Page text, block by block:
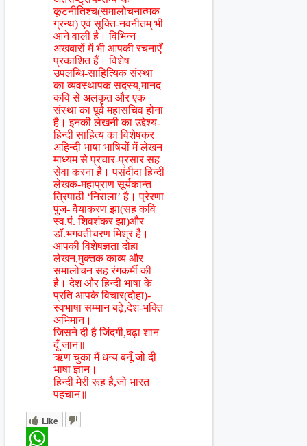
कूटनीतिश्च(समालोचनात्मक
ग्रन्थ) एवं सूक्ति-नवनीतम् भी
आने वाली है। विभिन्न
अखबारों में भी आपकी रचनाएँ
प्रकाशित हैं। विशेष
उपलब्धि-साहित्यिक संस्था
का व्यवस्थापक सदस्य,मानद
कवि से अलंकृत और एक
संस्था का पूर्व महासचिव होना
है। इनकी लेखनी का उद्देश्य-
हिन्दी साहित्य का विशेषकर
अहिन्दी भाषा भाषियों में लेखन
माध्यम से प्रचार-प्रसार सह
सेवा करना है। पसंदीदा हिन्दी
लेखक-महाप्राण सूर्यकान्त
त्रिपाठी ‘निराला’ है। प्रेरणा
पुंज- वैयाकरण झा(सह कवि
स्व.पं. शिवशंकर झा)और
डॉ.भगवतीचरण मिश्र है।
आपकी विशेषज्ञता दोहा
लेखन,मुक्तक काव्य और
समालोचन सह रंगकर्मी की
है। देश और हिन्दी भाषा के
प्रति आपके विचार(दोहा)-
स्वभाषा सम्मान बढ़े,देश-भक्ति
अभिमान।
जिसने दी है जिंदगी,बढ़ा शान
दूँ जान॥
ऋण चुका मैं धन्य बनूँ,जो दी
भाषा ज्ञान।
हिन्दी मेरी रूह है,जो भारत
पहचान॥
Like